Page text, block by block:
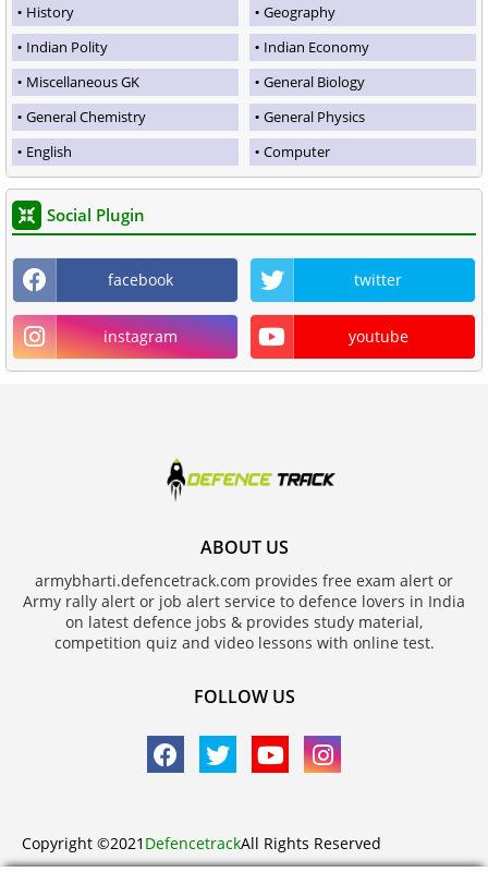
History
Geography
Indian Polity
Indian Economy
Miscellaneous GK
General Biology
General Chemistry
General Physics
English
Computer
Social Plugin
facebook twitter
instagram youtube
ABOUT US
armybharti.defencetrack.com provides free exam alert or
Army rally alert or job alert service to defence lovers in India
on latest defence jobs & provides study material,
competition quiz and video lessons with online test.
FOLLOW US
Copyright ©2021 DefencetrackAll Rights Reserved